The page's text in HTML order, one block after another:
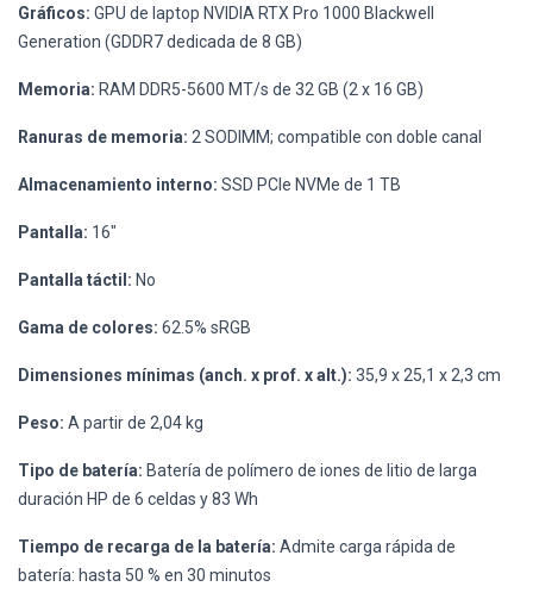
Gráficos: GPU de laptop NVIDIA RTX Pro 1000 Blackwell
Generation (GDDR7 dedicada de 8 GB)
Memoria: RAM DDR5-5600 MT/s de 32 GB (2 x 16 GB)
Ranuras de memoria: 2 SODIMM; compatible con doble canal
Almacenamiento interno: SSD PCIe NVMe de 1 TB
Pantalla: 16"
Pantalla táctil: No
Gama de colores: 62.5% sRGB
Dimensiones mínimas (anch. x prof. x alt.): 35,9 x 25,1 x 2,3 cm
Peso: A partir de 2,04 kg
Tipo de batería: Batería de polímero de iones de litio de larga
duración HP de 6 celdas y 83 Wh
Tiempo de recarga de la batería: Admite carga rápida de
batería: hasta 50 % en 30 minutos